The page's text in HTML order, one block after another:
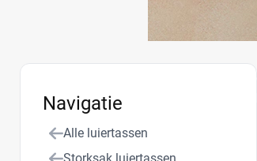
Navigatie
Alle luiertassen